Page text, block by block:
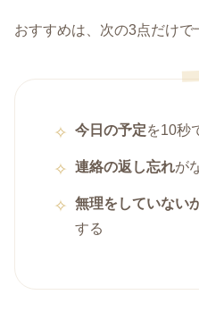
おすすめは、次の3点だけで
今日の予定を10秒
連絡の返し忘れが
無理をしていない
する